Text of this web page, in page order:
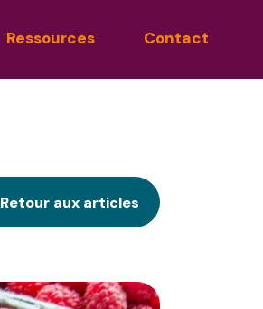
Ressources Contact
Retour aux articles